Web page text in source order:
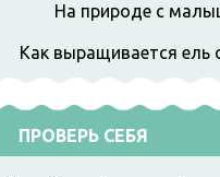
На природе с
Как выращивается ель
ПРОВЕРЬ СЕБЯ